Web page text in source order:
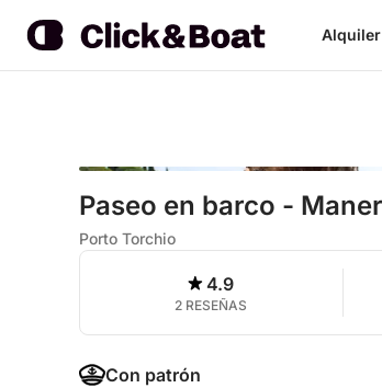
Paseo en barco -
Porto Torchio
4.9
2 RESEÑAS
Con patrón